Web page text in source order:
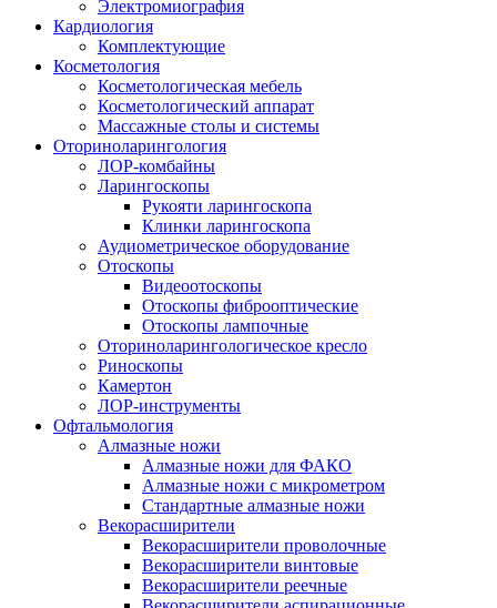
Электромиография
Кардиология
Комплектующие
Косметология
Косметологическая мебель
Косметологический аппарат
Массажные столы и системы
Оториноларингология
ЛОР-комбайны
Ларингоскопы
Рукояти ларингоскопа
Клинки ларингоскопа
Аудиометрическое оборудование
Отоскопы
Видеоотоскопы
Отоскопы фиброоптические
Отоскопы лампочные
Оториноларингологическое кресло
Риноскопы
Камертон
ЛОР-инструменты
Офтальмология
Алмазные ножи
Алмазные ножи для ФАКО
Алмазные ножи с микрометром
Стандартные алмазные ножи
Векорасширители
Векорасширители проволочные
Векорасширители винтовые
Векорасширители реечные